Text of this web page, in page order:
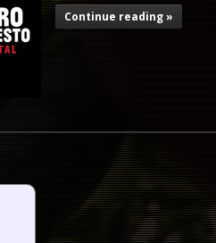
Continue reading »